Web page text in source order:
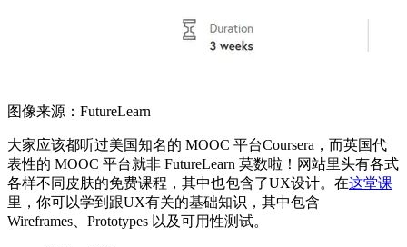
图像来源：FutureLearn
大家应该都听过美国知名的 MOOC 平台Coursera，而英国代
表性的 MOOC 平台就非 FutureLearn 莫数啦！网站里头有各式
各样不同皮肤的免费课程，其中也包含了UX设计。在这堂课
里，你可以学到跟UX有关的基础知识，其中包含
Wireframes、Prototypes 以及可用性测试。